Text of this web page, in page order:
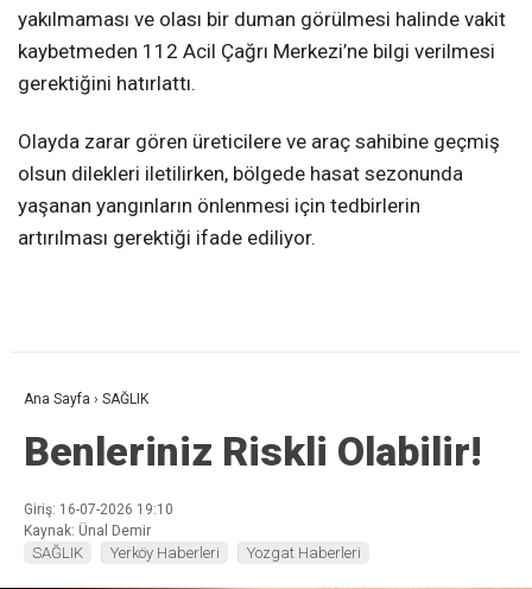
yakılmaması ve olası bir duman görülmesi halinde vakit
kaybetmeden 112 Acil Çağrı Merkezi’ne bilgi verilmesi
gerektiğini hatırlattı.
Olayda zarar gören üreticilere ve araç sahibine geçmiş
olsun dilekleri iletilirken, bölgede hasat sezonunda
yaşanan yangınların önlenmesi için tedbirlerin
artırılması gerektiği ifade ediliyor.
Ana Sayfa › SAĞLIK
Benleriniz Riskli Olabilir!
Giriş: 16-07-2026 19:10
Kaynak: Ünal Demir
SAĞLIK Yerköy Haberleri Yozgat Haberleri